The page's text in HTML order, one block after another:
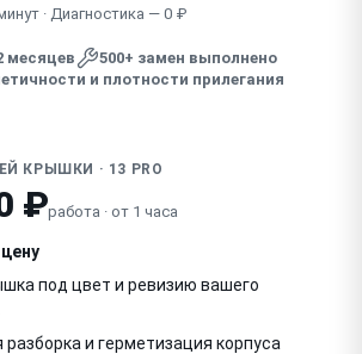
· Диагностика — 0 ₽
месяцев
500+ замен выполнено
и плотности прилегания
КРЫШКИ · 13 PRO
₽работа · от 1 часа
под цвет и ревизию вашего
разборка и герметизация корпуса